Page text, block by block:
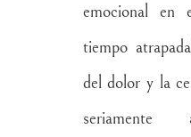
emocional en
tiempo
del dolor y la
seriamente